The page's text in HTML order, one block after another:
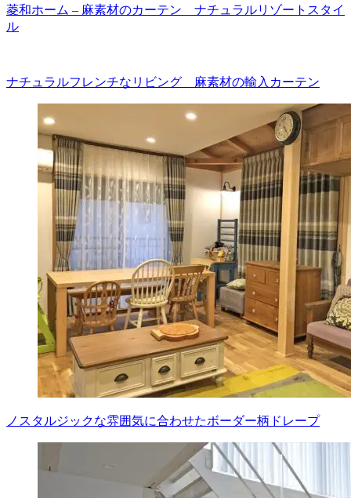
菱和ホーム – 麻素材のカーテン ナチュラルリゾートスタイ
ル
ナチュラルフレンチなリビング 麻素材の輸入カーテン
ノスタルジックな雰囲気に合わせたボーダー柄ドレープ